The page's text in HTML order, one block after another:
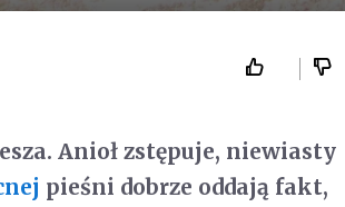
Anioł zstępuje, niewiasty
pieśni dobrze oddają fakt,